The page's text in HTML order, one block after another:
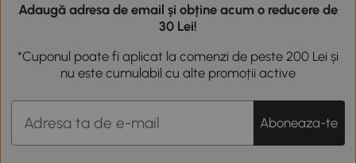
Adaugă adresa de email și obține acum o reducere de
30 Lei!
*Cuponul poate fi aplicat la comenzi de peste 200 Lei și
nu este cumulabil cu alte promoții active
Aboneaza-te